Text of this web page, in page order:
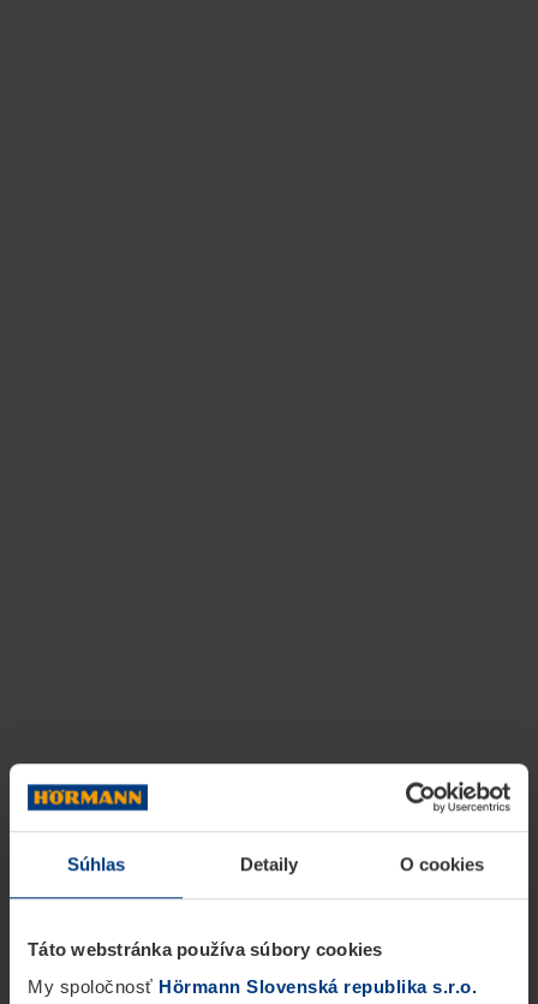
Súhlas Detaily O cookies
Táto webstránka používa súbory cookies
My spoločnosť Hörmann Slovenská republika s.r.o.